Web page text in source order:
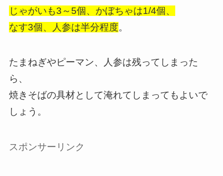
じゃがいも3～5個、かぼちゃは1/4個、
なす3個、人参は半分程度。
たまねぎやピーマン、人参は残ってしまった
ら、
焼きそばの具材として淹れてしまってもよいで
しょう。
スポンサーリンク